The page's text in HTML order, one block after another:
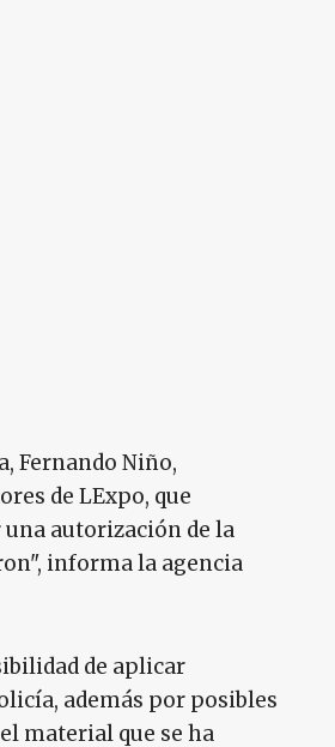
Fernando Niño,
de LExpo, que
autorización de la
informa la agencia
de aplicar
además por posibles
material que se ha